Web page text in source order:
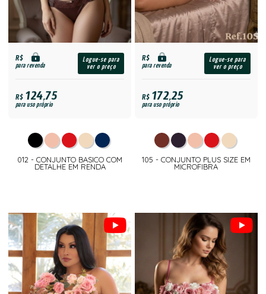
R$
para revenda
Logue-se para
ver o preço
R$124,75
para uso próprio
012 - CONJUNTO BASICO COM
DETALHE EM RENDA
R$
para revenda
Logue-se para
ver o preço
R$172,25
para uso próprio
105 - CONJUNTO PLUS SIZE EM
MICROFIBRA